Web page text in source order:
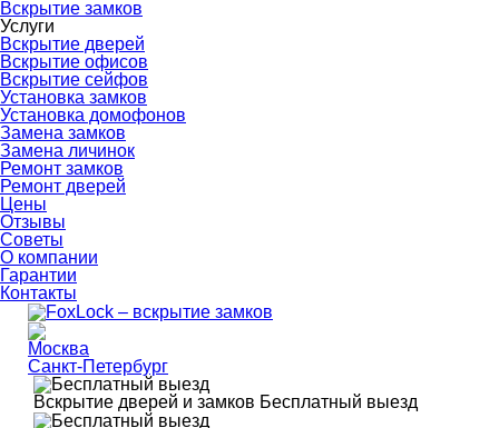
Вскрытие замков
Услуги
Вскрытие дверей
Вскрытие офисов
Вскрытие сейфов
Установка замков
Установка домофонов
Замена замков
Замена личинок
Ремонт замков
Ремонт дверей
Цены
Отзывы
Советы
О компании
Гарантии
Контакты
Москва
Санкт-Петербург
Вскрытие дверей и замков Бесплатный выезд